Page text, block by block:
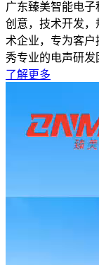
广东臻美智能电子
创意，技术开发
术企业，专为客
秀专业的电声研发
了解更多